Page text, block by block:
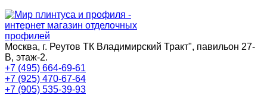
Москва, г. Реутов ТК Владимирский Тракт", павильон 27-
В, этаж-2.
+7 (495) 664-69-61
+7 (925) 470-67-64
+7 (905) 535-39-93